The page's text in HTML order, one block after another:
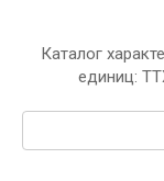
контентуКаталог
единиц: